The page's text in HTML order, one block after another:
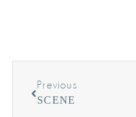
Previous
SCENE